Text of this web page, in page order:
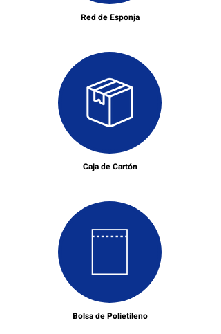
Red de Esponja
Caja de Cartón
Bolsa de Polietileno